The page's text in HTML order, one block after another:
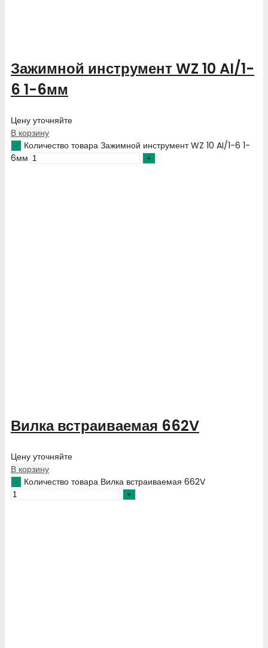
Зажимной инструмент WZ 10 AI/1-
6 1-6мм
Цену уточняйте
В корзину
Количество товара Зажимной инструмент WZ 10 AI/1-6 1-
6мм
Вилка встраиваемая 662V
Цену уточняйте
В корзину
Количество товара Вилка встраиваемая 662V